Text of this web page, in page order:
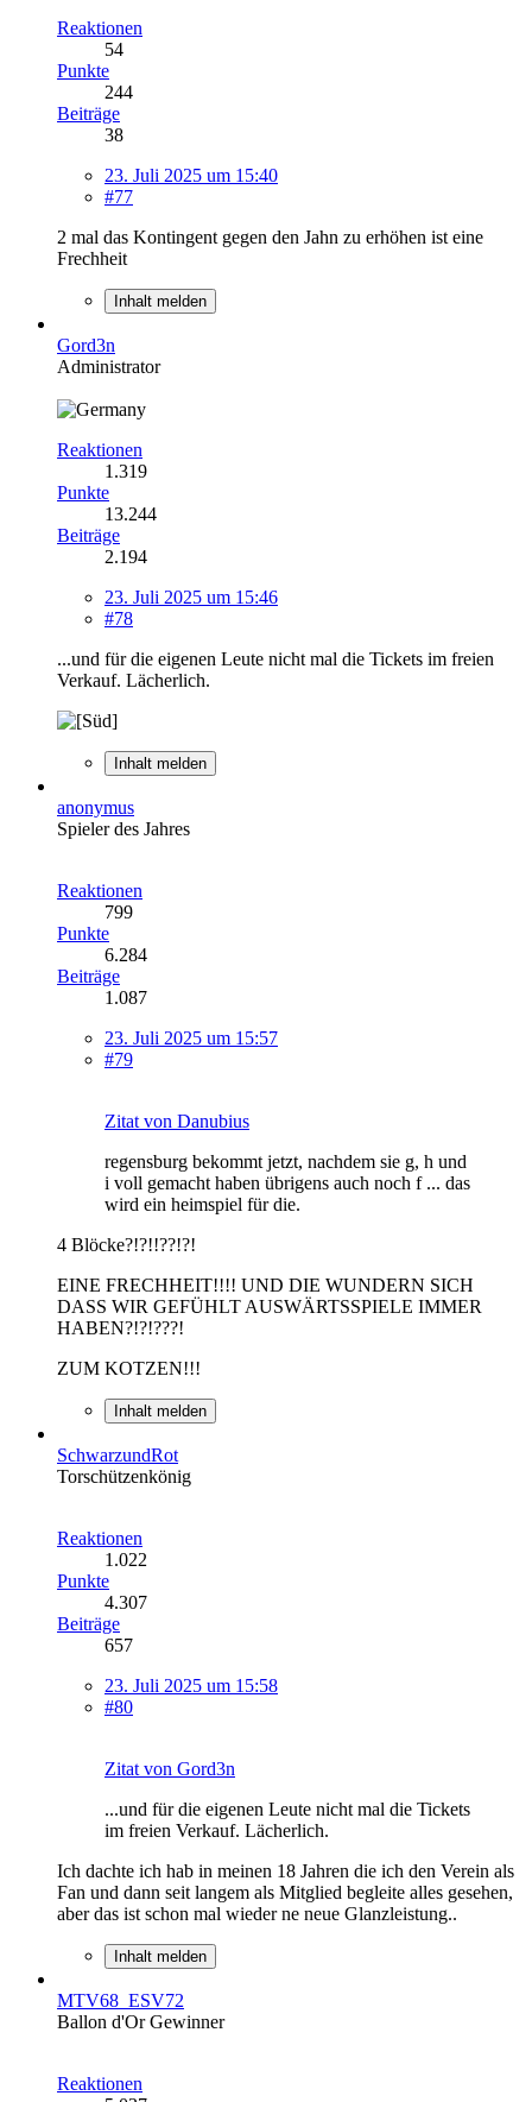
Reaktionen
54
Punkte
244
Beiträge
38
23. Juli 2025 um 15:40
#77
2 mal das Kontingent gegen den Jahn zu erhöhen ist eine
Frechheit
Inhalt melden
Gord3n
Administrator
Reaktionen
1.319
Punkte
13.244
Beiträge
2.194
23. Juli 2025 um 15:46
#78
...und für die eigenen Leute nicht mal die Tickets im freien
Verkauf. Lächerlich.
Inhalt melden
anonymus
Spieler des Jahres
Reaktionen
799
Punkte
6.284
Beiträge
1.087
23. Juli 2025 um 15:57
#79
Zitat von Danubius
regensburg bekommt jetzt, nachdem sie g, h und
i voll gemacht haben übrigens auch noch f ... das
wird ein heimspiel für die.
4 Blöcke?!?!!??!?!
EINE FRECHHEIT!!!! UND DIE WUNDERN SICH
DASS WIR GEFÜHLT AUSWÄRTSSPIELE IMMER
HABEN?!?!???!
ZUM KOTZEN!!!
Inhalt melden
SchwarzundRot
Torschützenkönig
Reaktionen
1.022
Punkte
4.307
Beiträge
657
23. Juli 2025 um 15:58
#80
Zitat von Gord3n
...und für die eigenen Leute nicht mal die Tickets
im freien Verkauf. Lächerlich.
Ich dachte ich hab in meinen 18 Jahren die ich den Verein als
Fan und dann seit langem als Mitglied begleite alles gesehen,
aber das ist schon mal wieder ne neue Glanzleistung..
Inhalt melden
MTV68_ESV72
Ballon d'Or Gewinner
Reaktionen